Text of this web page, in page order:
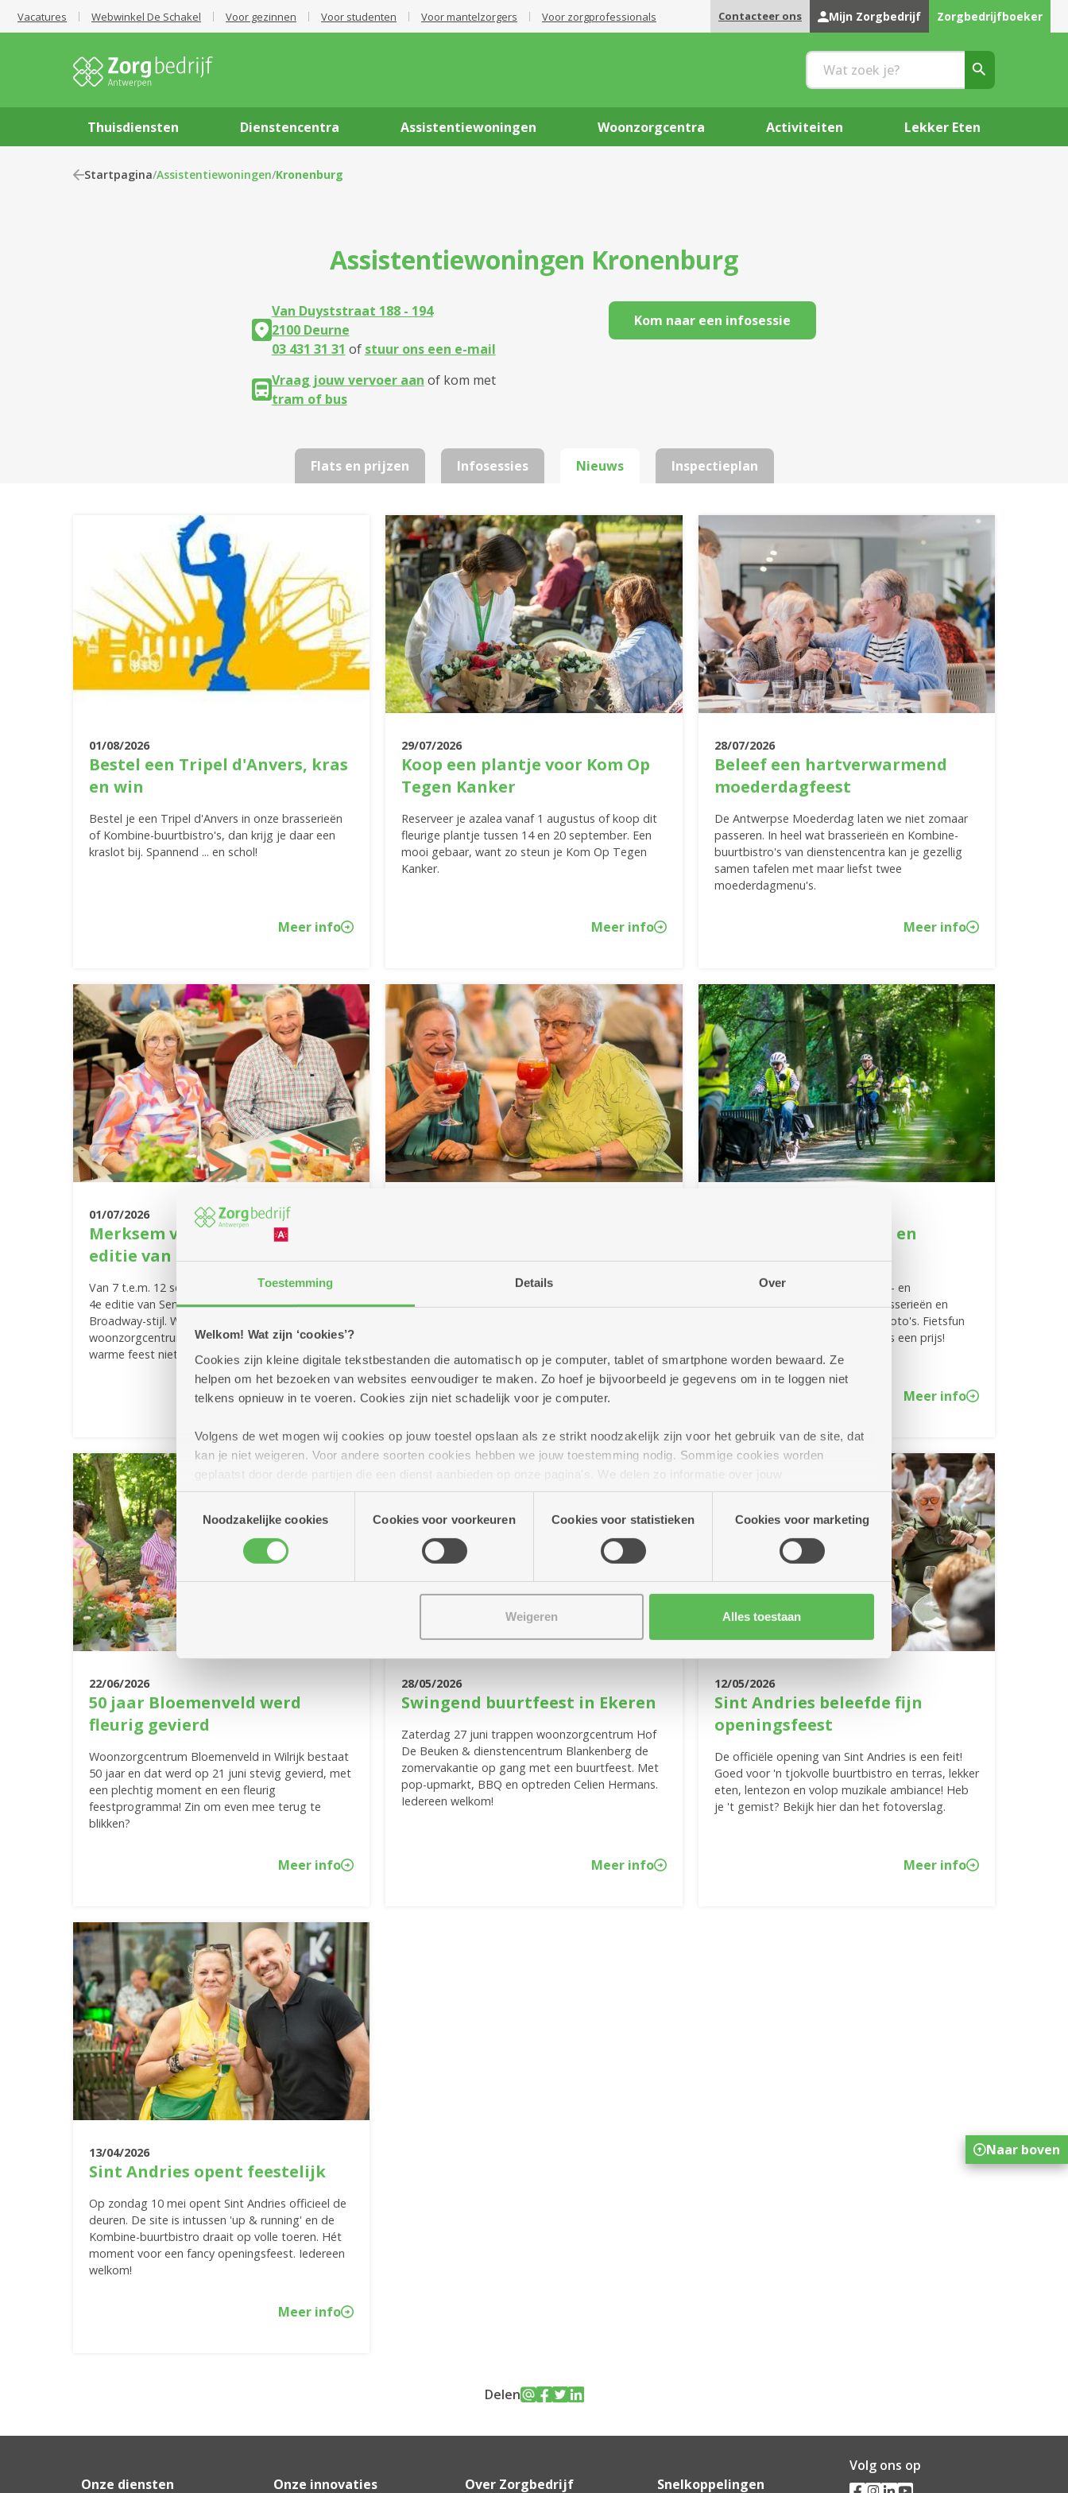
Toestemming Details Over
Welkom! Wat zijn ‘cookies’?
Cookies zijn kleine digitale tekstbestanden die automatisch op je computer, tablet of smartphone worden bewaard. Ze
helpen om het bezoeken van websites eenvoudiger te maken. Zo hoef je bijvoorbeeld je gegevens om in te loggen niet
telkens opnieuw in te voeren. Cookies zijn niet schadelijk voor je computer.
Volgens de wet mogen wij cookies op jouw toestel opslaan als ze strikt noodzakelijk zijn voor het gebruik van de site, dat
kan je niet weigeren. Voor andere soorten cookies hebben we jouw toestemming nodig. Sommige cookies worden
geplaatst door derde partijen die een dienst aanbieden op onze pagina's. We delen zo informatie over jouw
(geanonimiseerd) gebruik van onze site voor social media, advertenties en analyse. Deze partners kunnen deze gegevens
Toestemmingsselectie
Noodzakelijke cookies
Cookies voor voorkeuren Cookies voor statistieken Cookies voor marketing
Weigeren Alles toestaan
Vacatures Webwinkel De Schakel Voor gezinnen Voor studenten Voor mantelzorgers Voor zorgprofessionals Contacteer ons Mijn Zorgbedrijf Zorgbedrijfboeker
Thuisdiensten Dienstencentra Assistentiewoningen Woonzorgcentra Activiteiten Lekker Eten
Startpagina/Assistentiewoningen/Kronenburg
Assistentiewoningen Kronenburg
Van Duyststraat 188 - 194
2100 Deurne
03 431 31 31 of stuur ons een e-mail
Vraag jouw vervoer aan of kom met
tram of bus
Kom naar een infosessie
Flats en prijzen Infosessies Nieuws
01/08/2026
Bestel een Tripel d'Anvers, kras
en win
Bestel je een Tripel d'Anvers in onze brasserieën
of Kombine-buurtbistro's, dan krijg je daar een
kraslot bij. Spannend ... en schol!
Meer info
29/07/2026
Koop een plantje voor Kom Op
Tegen Kanker
Reserveer je azalea vanaf 1 augustus of koop dit
fleurige plantje tussen 14 en 20 september. Een
mooi gebaar, want zo steun je Kom Op Tegen
Kanker.
Meer info
28/07/2026
Beleef een hartverwarmend
moederdagfeest
De Antwerpse Moederdag laten we niet zomaar
passeren. In heel wat brasserieën en Kombine-
buurtbistro's van dienstencentra kan je gezellig
samen tafelen met maar liefst twee
moederdagmenu's.
Meer info
01/07/2026
Merksem viert feest met de 4e
editie van Senior Summerland'
Van 7 t.e.m. 12 september ben je welkom op de
4e editie van Senior Summerland, ditmaal in heuse
Broadway-stijl. Waar? In de Vijvertuin van
woonzorgcentrum Sint Bartholomeus. Mis dit
warme feest niet!
Meer info
of mocktails
Zon in je glas! In al onze brasserieën en
buurtbistro's staan deze zomer lekkere cocktails
sfeervolle zomerbar!
Meer info
Doe mee met de fiets- en
fotozoektocht
Doe mee met onze zomerse fiets- en
fotozoektocht. Fiets langs 27 brasserieën en
buurtbistro's en match de juiste foto's. Fietsfun
verzekerd, en wie weet win je zelfs een prijs!
Meer info
22/06/2026
50 jaar Bloemenveld werd
fleurig gevierd
Woonzorgcentrum Bloemenveld in Wilrijk bestaat
50 jaar en dat werd op 21 juni stevig gevierd, met
een plechtig moment en een fleurig
feestprogramma! Zin om even mee terug te
blikken?
Meer info
28/05/2026
Swingend buurtfeest in Ekeren
Zaterdag 27 juni trappen woonzorgcentrum Hof
De Beuken & dienstencentrum Blankenberg de
zomervakantie op gang met een buurtfeest. Met
pop-upmarkt, BBQ en optreden Celien Hermans.
Iedereen welkom!
Meer info
12/05/2026
Sint Andries beleefde fijn
openingsfeest
De officiële opening van Sint Andries is een feit!
Goed voor 'n tjokvolle buurtbistro en terras, lekker
eten, lentezon en volop muzikale ambiance! Heb
je 't gemist? Bekijk hier dan het fotoverslag.
Meer info
13/04/2026
Sint Andries opent feestelijk
Op zondag 10 mei opent Sint Andries officieel de
deuren. De site is intussen 'up & running' en de
Kombine-buurtbistro draait op volle toeren. Hét
moment voor een fancy openingsfeest. Iedereen
welkom!
Meer info
Inspectieplan
Delen
Onze diensten Onze innovaties Over Zorgbedrijf Snelkoppelingen
Volg ons op
Naar boven